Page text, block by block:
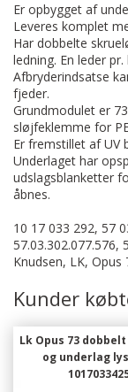
Er opbygget af
Leveres komplet
Har dobbelte
ledning. En leder pr.
Afbryderindsatse
fjeder.
Grundmodulet er
sløjfeklemme for
Er fremstillet af UV
Underlaget har
udslagsblanketter
åbnes.
10 17 033 292, 57
57.03.302.077.576,
Knudsen, LK,
Kunder
Lk Opus 73
og underlag